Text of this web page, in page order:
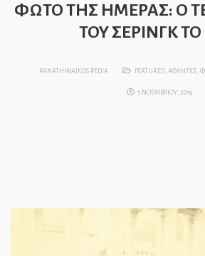
ΦΩΤΟ ΤΗΣ ΗΜΕΡΑΣ: Ο
ΤΟΥ ΣΕΡΙΝΓΚ ΤΟ
PANATHINAIKOS PEDIA FEATURED, ΑΘΛΗΤΕΣ,
7 ΝΟΕΜΒΡΙΟΥ, 2019